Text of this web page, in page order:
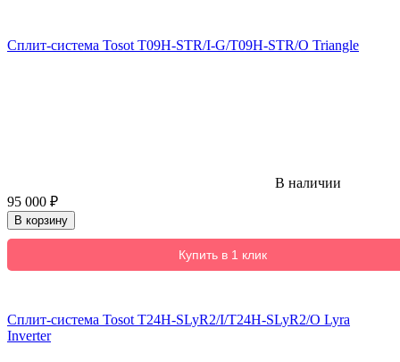
Сплит-система Tosot T09H-STR/I-G/T09H-STR/O Triangle
В наличии
95 000 ₽
В корзину
Купить в 1 клик
Сплит-система Tosot T24H-SLyR2/I/T24H-SLyR2/O Lyra
Inverter